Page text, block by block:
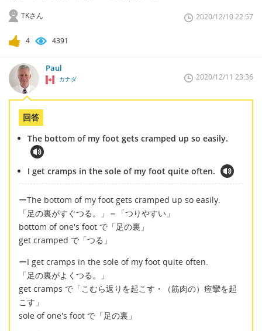
TKさん 2020/12/10 22:57
4 4391
Paul
カナダ 2020/12/11 23:36
回答
The bottom of my foot gets cramped up so easily.
I get cramps in the sole of my foot quite often.
ーThe bottom of my foot gets cramped up so easily.
「足の裏がすぐつる。」＝「つりやすい」
bottom of one's foot で「足の裏」
get cramped で「つる」
ーI get cramps in the sole of my foot quite often.
「足の裏がよくつる。」
get cramps で「こむら返りを起こす・（筋肉の）痙攣を起
こす」
sole of one's foot で「足の裏」